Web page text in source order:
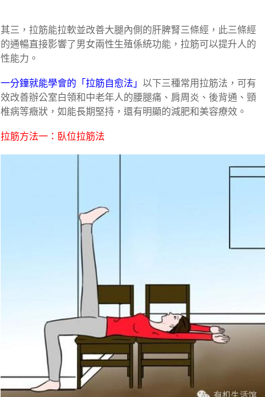
其三，拉筋能拉軟並改善大腿內側的肝脾腎三條經，此三條經
的通暢直接影響了男女兩性生殖係統功能，拉筋可以提升人的
性能力。
一分鐘就能學會的「拉筋自愈法」 以下三種常用拉筋法，可有
效改善辦公室白領和中老年人的腰腿痛、肩周炎、後背通、頸
椎病等癥狀，如能長期堅持，還有明顯的減肥和美容療效。
拉筋方法一：臥位拉筋法